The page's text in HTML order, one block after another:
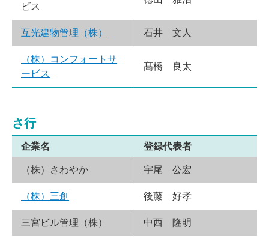
ビス
互光建物管理（株） 石井 文人
（株）コンフォートサ
ービス
髙橋 良太
さ行
企業名 登録代表者
（株）さわやか 宇尾 公宏
（株）三創 後藤 好孝
三宮ビル管理（株） 中西 隆明